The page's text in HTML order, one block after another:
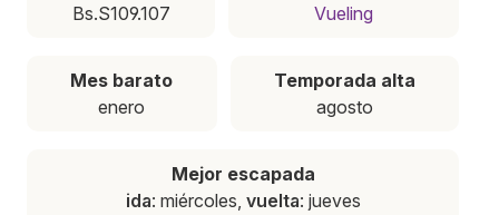
Bs.S109.107
Vueling
Mes barato
enero
Temporada alta
agosto
Mejor escapada
ida: miércoles, vuelta: jueves